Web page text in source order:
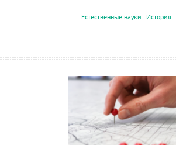
Естественные науки
История